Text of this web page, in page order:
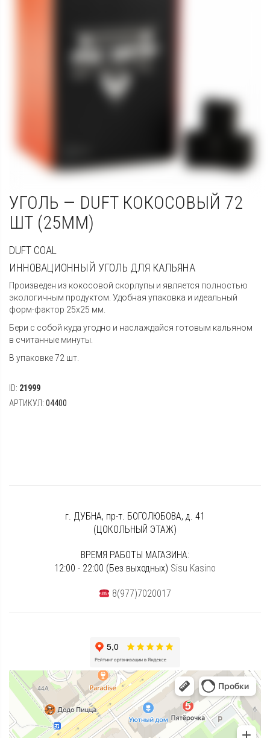
УГОЛЬ — DUFT КОКОСОВЫЙ 72
ШТ (25MM)
DUFT COAL
ИННОВАЦИОННЫЙ УГОЛЬ ДЛЯ КАЛЬЯНА
Произведен из кокосовой скорлупы и является полностью
экологичным продуктом. Удобная упаковка и идеальный
форм-фактор 25х25 мм.
Бери с собой куда угодно и наслаждайся готовым кальяном
в считанные минуты.
В упаковке 72 шт.
ID: 21999
АРТИКУЛ: 04400
г. ДУБНА, пр-т. БОГОЛЮБОВА, д. 41
(ЦОКОЛЬНЫЙ ЭТАЖ)
ВРЕМЯ РАБОТЫ МАГАЗИНА:
12:00 - 22:00 (Без выходных) Sisu Kasino
8(977)7020017